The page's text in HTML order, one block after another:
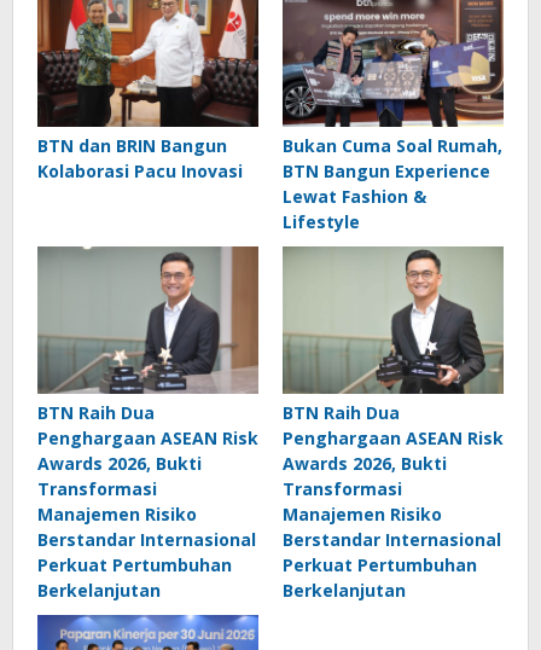
BTN dan BRIN Bangun
Kolaborasi Pacu Inovasi
Bukan Cuma Soal Rumah,
BTN Bangun Experience
Lewat Fashion &
Lifestyle
BTN Raih Dua
Penghargaan ASEAN Risk
Awards 2026, Bukti
Transformasi
Manajemen Risiko
Berstandar Internasional
Perkuat Pertumbuhan
Berkelanjutan
BTN Raih Dua
Penghargaan ASEAN Risk
Awards 2026, Bukti
Transformasi
Manajemen Risiko
Berstandar Internasional
Perkuat Pertumbuhan
Berkelanjutan